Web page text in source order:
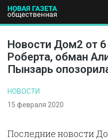
ПОЛИТИКА
Новости Дом2 от 6
Роберта, обман
Пынзарь
НОВОСТИ
15 февраля 2020
Последние новости